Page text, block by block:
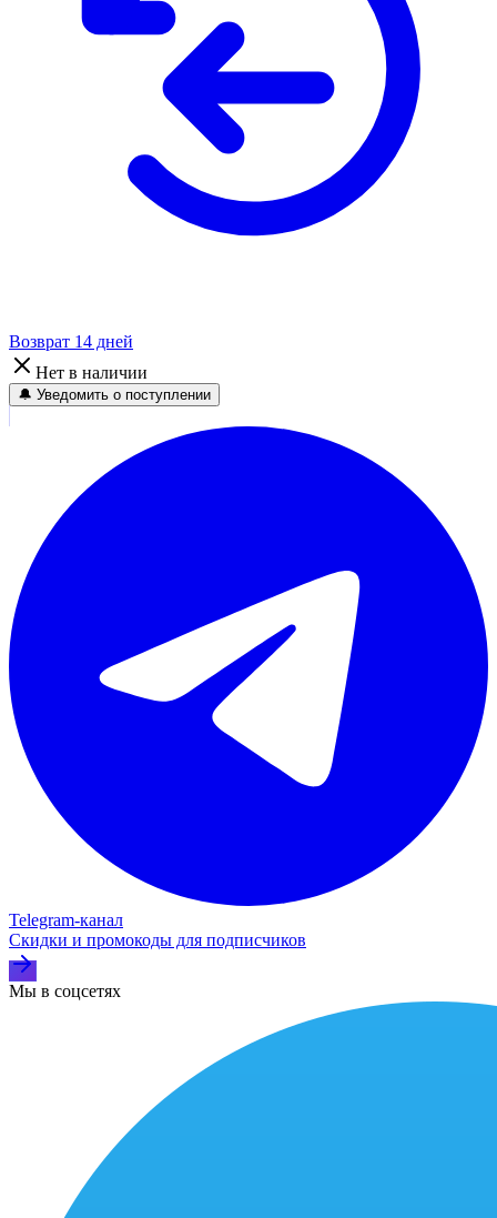
Возврат 14 дней
Нет в наличии
🔔 Уведомить о поступлении
Telegram‑канал
Скидки и промокоды для подписчиков
Мы в соцсетях